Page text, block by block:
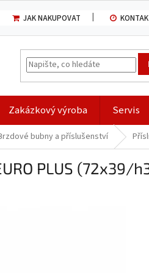
JAK NAKUPOVAT
Zakázkový výroba Servis
bubny a příslušenství
PLUS (72x39/